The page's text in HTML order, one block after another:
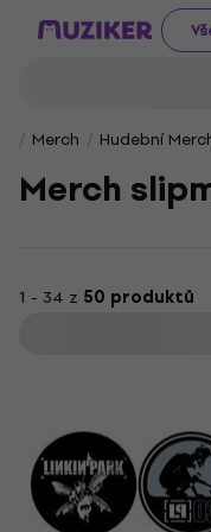
Merch Hudební
Merch
1 - 34 z 50 produktů